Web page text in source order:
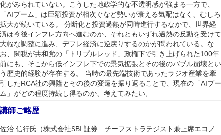
化がみられていない。こうした地政学的な不透明感が強まる一方で、
「AIブーム」は巨額投資が相次ぐなど勢いが衰える気配はなく、むしろ
拡大が続いている。
分断化と投資過熱が同時進行するなかで、世界経
済は今後インフレ方向へ進むのか、それともいずれ過熱の反動を受けて
大幅な調整に進み、デフレ経済に逆戻りするのかが問われている。な
お、関税が共和党の「トリプルレッド」政権下で引き上げられた 100年
前にも、そこから低インフレ下での景気拡張とその後のバブル崩壊とい
う歴史的経験が存在する。
当時の最先端技術であったラジオ産業を牽
引した RCA社の興隆とその後の変遷を振り返ることで、現在の「AIブー
ム」がどの程度持続し得るのか、考えてみたい。
講師ご略歴
佐治 信行氏（株式会社SBI 証券 チーフストラテジスト兼上席エコノ